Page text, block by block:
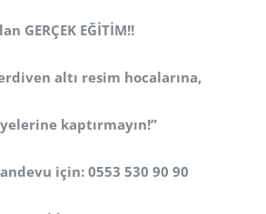
GERÇEK EĞİTİM!!
altı resim hocalarına,
kaptırmayın!”
için: 0553 530 90 90